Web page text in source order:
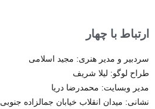
ارتباط با چهار
سردبیر و مدیر هنری: مجید اسلامی
طراح لوگو: لیلا شریف
مدیر وبسایت: محمدرضا دریا
نشانی: میدان انقلاب خیابان جمالزاده جنوبی